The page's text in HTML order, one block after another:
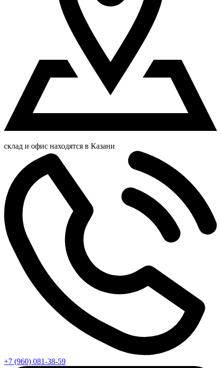
склад и офис находятся в Казани
+7 (960) 081-38-59